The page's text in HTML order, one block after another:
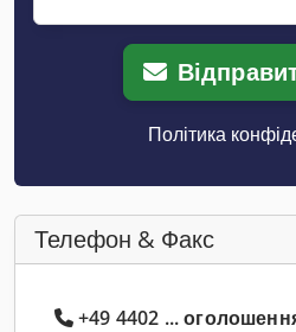
Політика
Телефон & Факс
+49 4402 ...